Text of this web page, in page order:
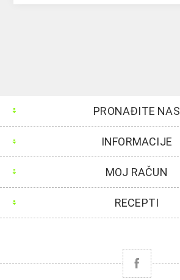
PRONAĐITE NAS
INFORMACIJE
MOJ RAČUN
RECEPTI